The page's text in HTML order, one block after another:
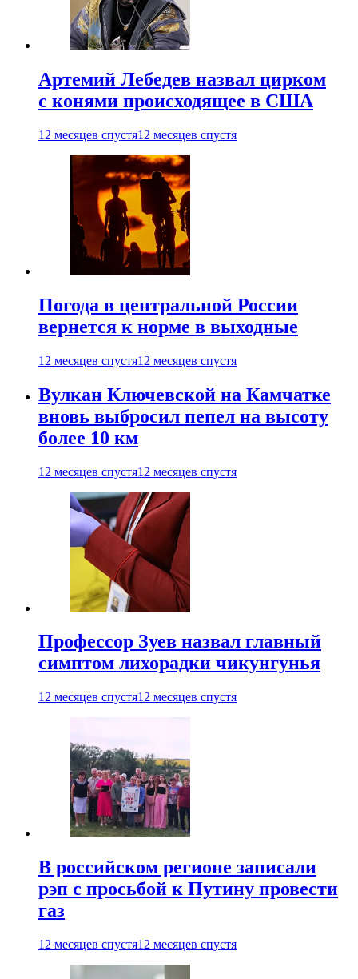
Артемий Лебедев назвал цирком
с конями происходящее в США
12 месяцев спустя12 месяцев спустя
Погода в центральной России
вернется к норме в выходные
12 месяцев спустя12 месяцев спустя
Вулкан Ключевской на Камчатке
вновь выбросил пепел на высоту
более 10 км
12 месяцев спустя12 месяцев спустя
Профессор Зуев назвал главный
симптом лихорадки чикунгунья
12 месяцев спустя12 месяцев спустя
В российском регионе записали
рэп с просьбой к Путину провести
газ
12 месяцев спустя12 месяцев спустя